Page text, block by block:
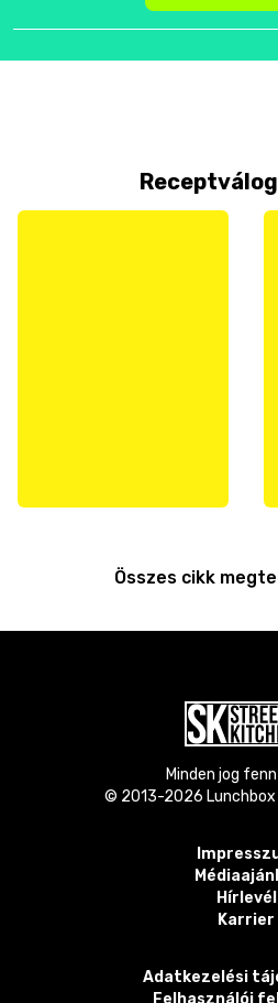
Összes cikk
Minden jog
© 2013-2026
Hírlevél
Karrier
Adatkezelési
Felhasználói